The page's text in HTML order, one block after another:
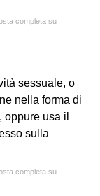
completa su
sessuale, o
nella forma di
usa il
sulla
completa su